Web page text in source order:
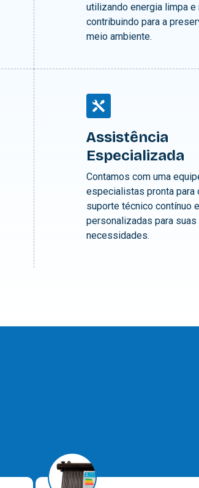
utilizando energia limpa e
contribuindo para a
meio ambiente.
Assistência
Especializada
Contamos com uma
especialistas pronta para
suporte técnico contínuo
personalizadas para suas
necessidades.